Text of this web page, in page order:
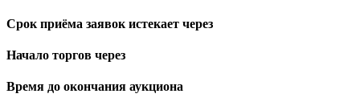
Срок приёма заявок истекает через
Начало торгов через
Время до окончания аукциона